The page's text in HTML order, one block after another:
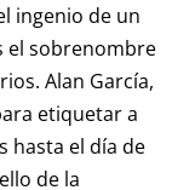
ingenio de un
el sobrenombre
Alan García,
etiquetar a
hasta el día de
de la